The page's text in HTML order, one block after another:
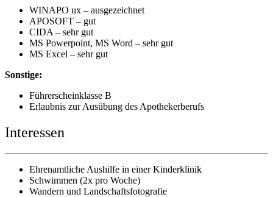
WINAPO ux – ausgezeichnet
APOSOFT – gut
CIDA – sehr gut
MS Powerpoint, MS Word – sehr gut
MS Excel – sehr gut
Sonstige:
Führerscheinklasse B
Erlaubnis zur Ausübung des Apothekerberufs
Interessen
Ehrenamtliche Aushilfe in einer Kinderklinik
Schwimmen (2x pro Woche)
Wandern und Landschaftsfotografie